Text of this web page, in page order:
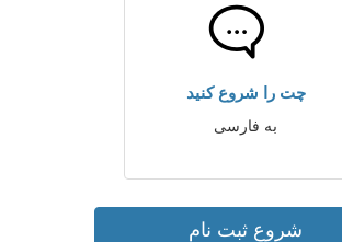
چت را شروع کنید
به فارسی
شروع ثبت نام